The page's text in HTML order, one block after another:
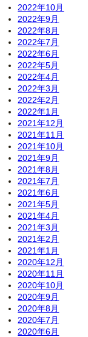
2022年10月
2022年9月
2022年8月
2022年7月
2022年6月
2022年5月
2022年4月
2022年3月
2022年2月
2022年1月
2021年12月
2021年11月
2021年10月
2021年9月
2021年8月
2021年7月
2021年6月
2021年5月
2021年4月
2021年3月
2021年2月
2021年1月
2020年12月
2020年11月
2020年10月
2020年9月
2020年8月
2020年7月
2020年6月